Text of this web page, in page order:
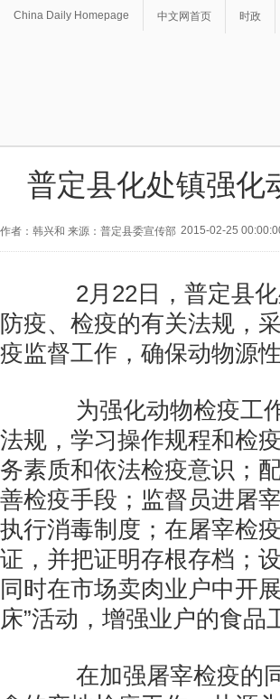
China Daily Homepage 中文网首页 时政
普定县化处镇强化
作者：韩兴和 来源：普定县委宣传部 2015-02-25
2月22日，普定县化
防疫、检疫的有关法规，
疫监督工作，确保动物源
为强化动物检疫工作
法规，学习操作规程和检
务素质和依法检疫意识；
善检疫手段；监督员进屠
执行消毒制度；在屠宰检
证，并把证明存根存档；
同时在市场卖肉业户中开
床”活动，增强业户的食品
在加强屠宰检疫的同